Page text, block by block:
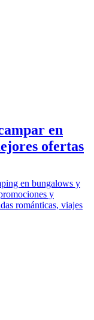
en
ofertas
en bungalows y
y
románticas, viajes